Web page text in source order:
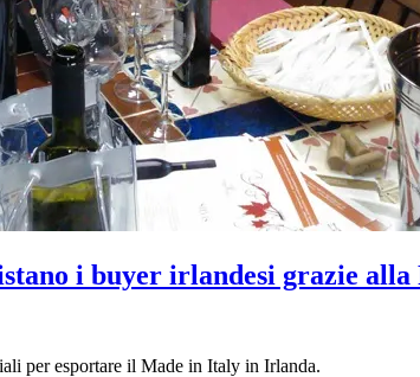
i buyer irlandesi grazie
per esportare il Made in Italy in Irlanda.